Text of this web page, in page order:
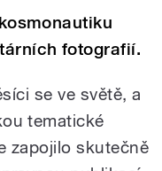
fotografií.
se ve světě, a
tematické
zapojilo skutečně